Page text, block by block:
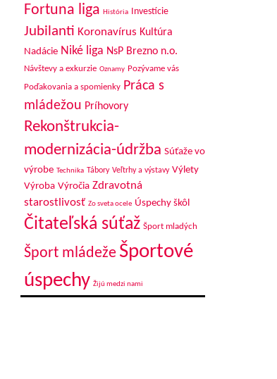
Fortuna liga História Investície
Jubilanti Koronavírus Kultúra
Nadácie Niké liga NsP Brezno n.o.
Návštevy a exkurzie Oznamy Pozývame vás
Poďakovania a spomienky Práca s
mládežou Príhovory
Rekonštrukcia-
modernizácia-údržba Súťaže vo
výrobe Technika Tábory Veľtrhy a výstavy Výlety
Výroba Výročia Zdravotná
starostlivosť Zo sveta ocele Úspechy škôl
Čitateľská súťaž Šport mladých
Šport mládeže Športové
úspechy Žijú medzi nami